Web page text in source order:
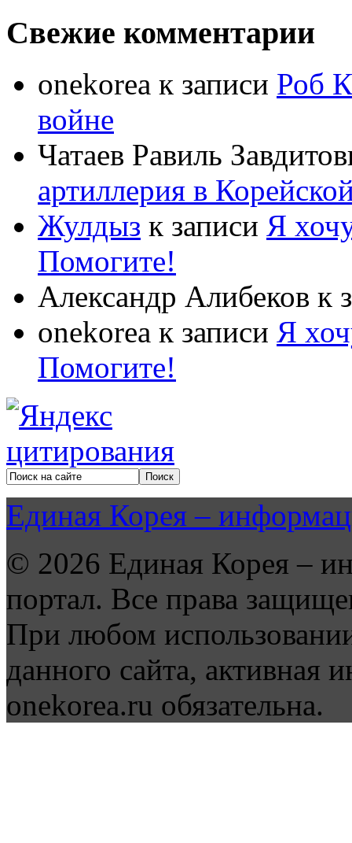
Свежие комментарии
onekorea к записи Роб
войне
Чатаев Равиль
артиллерия в
Жулдыз к записи Я
Помогите!
Александр Алибеков к
onekorea к записи Я
Помогите!
Единая Корея –
© 2026 Единая Корея –
портал. Все права
При любом
данного сайта, активная
onekorea.ru обязательна.